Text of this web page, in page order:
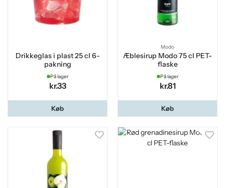
Drikkeglas i plast 25 cl 6-
pakning
På lager
kr.33
Køb
Modo
Æblesirup Modo 75 cl PET-
flaske
På lager
kr.81
Køb